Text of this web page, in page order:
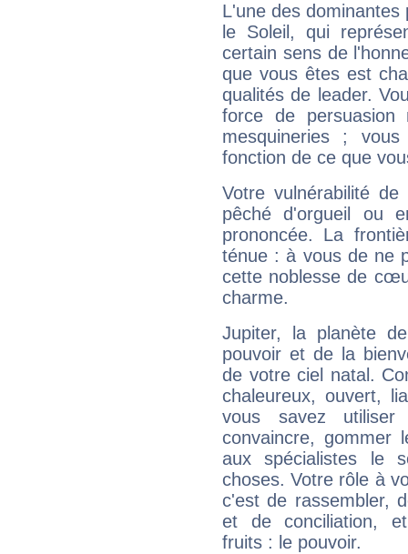
L'une des
le Soleil, qui
certain sens de
que vous êtes est
qualités de leader.
force de
mesquineries ;
fonction de ce que
Votre vulnérabilité
pêché d'orgueil ou
prononcée. La
ténue : à vous de ne
cette noblesse de
charme.
Jupiter, la planète
pouvoir et de la
de votre ciel natal.
chaleureux, ouvert,
vous savez
convaincre, gommer
aux spécialistes le
choses. Votre rôle à
c'est de rassembler,
et de conciliation,
fruits : le pouvoir.